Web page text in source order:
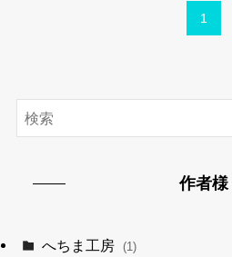
1
作者様
へちま工房 (1)